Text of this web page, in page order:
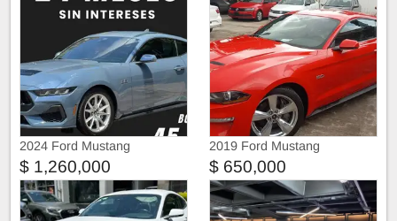
2024 Ford Mustang
$ 1,260,000
2019 Ford Mustang
$ 650,000